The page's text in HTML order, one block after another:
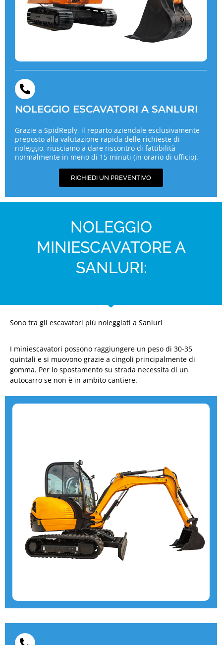
NOLEGGIO ESCAVATORI A SANLURI
Grazie a SpidReply, il reparto aziendale esclusivamente
preposto alla valutazione rapida delle richieste di
noleggio, riusciamo a dare riscontro di fattibilità
normalmente in meno di 15 minuti (in orario di ufficio).
RICHIEDI UN PREVENTIVO
NOLEGGIO
MINIESCAVATORE A
SANLURI:
Sono tra gli escavatori più noleggiati a Sanluri
I miniescavatori possono raggiungere un peso di 30-35
quintali e si muovono grazie a cingoli principalmente di
gomma. Per lo spostamento su strada necessita di un
autocarro se non è in ambito cantiere.